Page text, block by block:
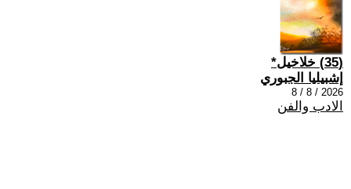
(35) خلاخيل*
إشبيليا الجبوري
2026 / 8 / 8
الادب والفن